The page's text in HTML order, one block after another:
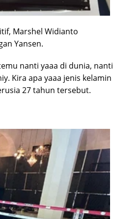
Marshel Widianto
Yansen.
nanti yaaa di dunia, nanti
Kira apa yaaa jenis kelamin
27 tahun tersebut.